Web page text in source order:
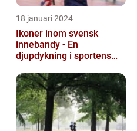
18 januari 2024
Ikoner inom svensk
innebandy - En
djupdykning i sportens
profiler